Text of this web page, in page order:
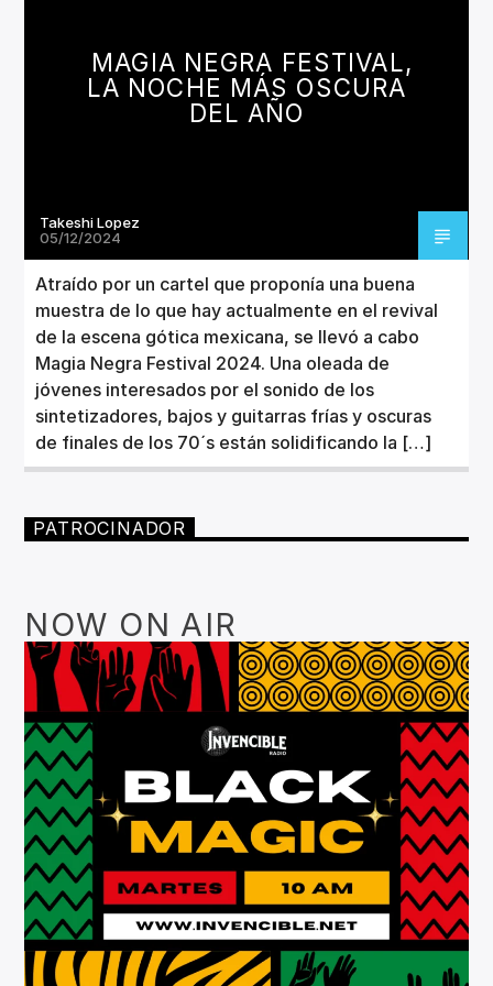
ARTISTA
Invencible Radio
MAGIA NEGRA FESTIVAL,
LA NOCHE MÁS OSCURA
DEL AÑO
Takeshi Lopez
05/12/2024
Atraído por un cartel que proponía una buena
muestra de lo que hay actualmente en el revival
de la escena gótica mexicana, se llevó a cabo
Magia Negra Festival 2024. Una oleada de
jóvenes interesados por el sonido de los
sintetizadores, bajos y guitarras frías y oscuras
de finales de los 70´s están solidificando la […]
PATROCINADOR
NOW ON AIR